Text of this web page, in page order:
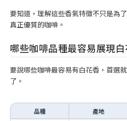
要知道，理解這些香氣特徵不只是為
真正優質的咖啡。
哪些咖啡品種最容易展現白
要說哪些咖啡最容易有白花香，首選
了。
品種 產地